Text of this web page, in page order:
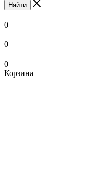
Найти
0
0
0
Корзина